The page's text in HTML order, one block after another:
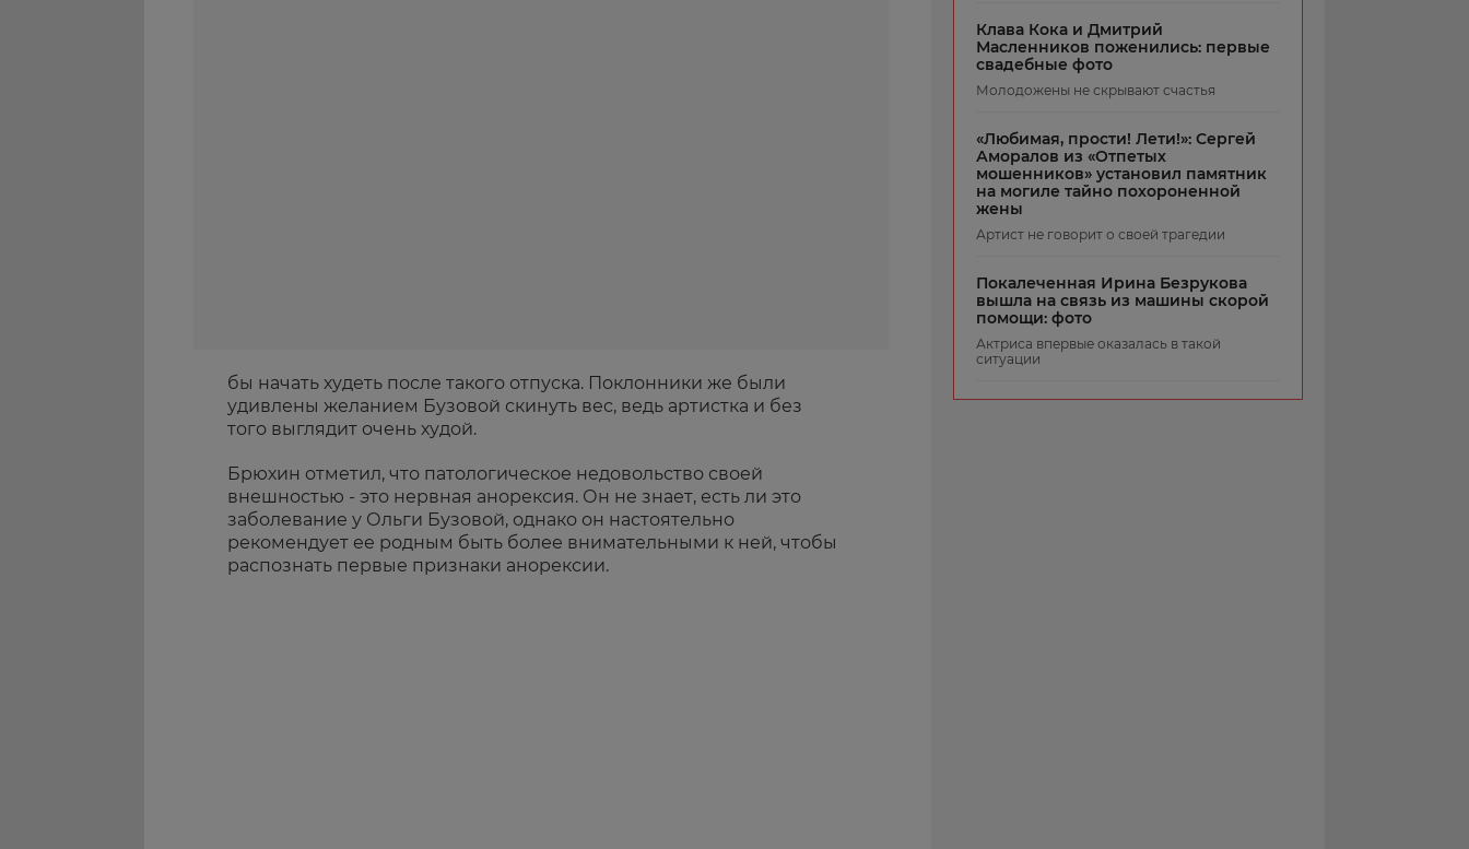
бы начать худеть после такого отпуска. Поклонники же были
удивлены желанием Бузовой скинуть вес, ведь артистка и без
того выглядит очень худой.
Брюхин отметил, что патологическое недовольство своей
внешностью - это нервная анорексия. Он не знает, есть ли это
заболевание у Ольги Бузовой, однако он настоятельно
рекомендует ее родным быть более внимательными к ней, чтобы
распознать первые признаки анорексии.
Клава Кока и Дмитрий
Масленников поженились: первые
свадебные фото
Молодожены не скрывают счастья
«Любимая, прости! Лети!»: Сергей
Аморалов из «Отпетых
мошенников» установил памятник
на могиле тайно похороненной
жены
Артист не говорит о своей трагедии
Покалеченная Ирина Безрукова
вышла на связь из машины скорой
помощи: фото
Актриса впервые оказалась в такой
ситуации